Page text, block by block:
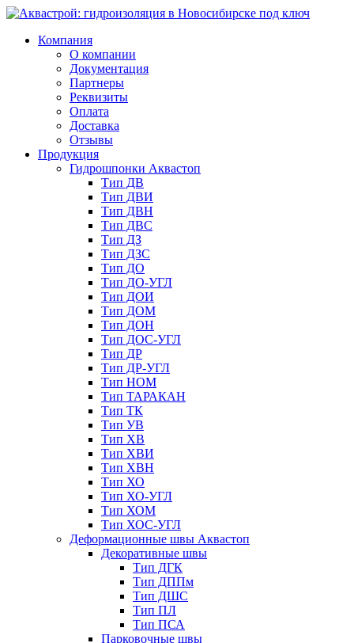
Компания
О компании
Документация
Партнеры
Реквизиты
Оплата
Доставка
Отзывы
Продукция
Гидрошпонки Аквастоп
Тип ДВ
Тип ДВИ
Тип ДВН
Тип ДВС
Тип ДЗ
Тип ДЗС
Тип ДО
Тип ДО-УГЛ
Тип ДОИ
Тип ДОМ
Тип ДОН
Тип ДОС-УГЛ
Тип ДР
Тип ДР-УГЛ
Тип НОМ
Тип ТАРАКАН
Тип ТК
Тип УВ
Тип ХВ
Тип ХВИ
Тип ХВН
Тип ХО
Тип ХО-УГЛ
Тип ХОМ
Тип ХОС-УГЛ
Деформационные швы Аквастоп
Декоративные швы
Тип ДГК
Тип ДППм
Тип ДШС
Тип ПЛ
Тип ПСА
Парковочные швы